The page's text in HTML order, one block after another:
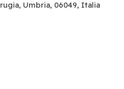
Umbria, 06049, Italia